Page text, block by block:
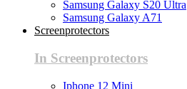
Samsung Galaxy S20 Ultra
Samsung Galaxy A71
Screenprotectors
In Screenprotectors
Iphone 12 Mini